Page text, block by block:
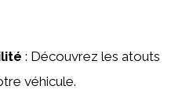
: Découvrez les atouts
véhicule.